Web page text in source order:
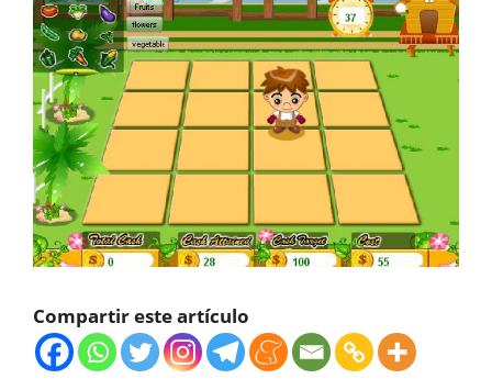
Compartir este artículo